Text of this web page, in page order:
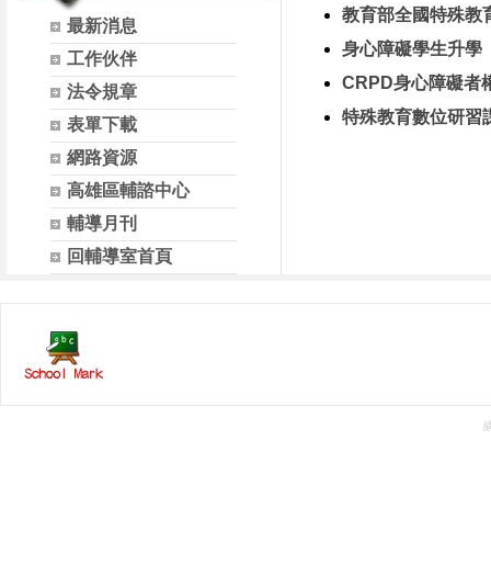
最新消息
工作伙伴
法令規章
表單下載
網路資源
高雄區輔諮中心
輔導月刊
回輔導室首頁
教育部全國特殊教
身心障礙學生升學
CRPD身心障礙者
特殊教育數位研習